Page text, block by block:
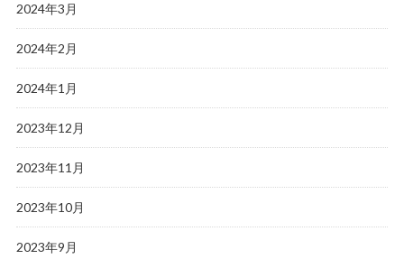
2024年3月
2024年2月
2024年1月
2023年12月
2023年11月
2023年10月
2023年9月